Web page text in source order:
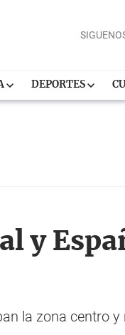
DEPORTES
y
la zona centro y